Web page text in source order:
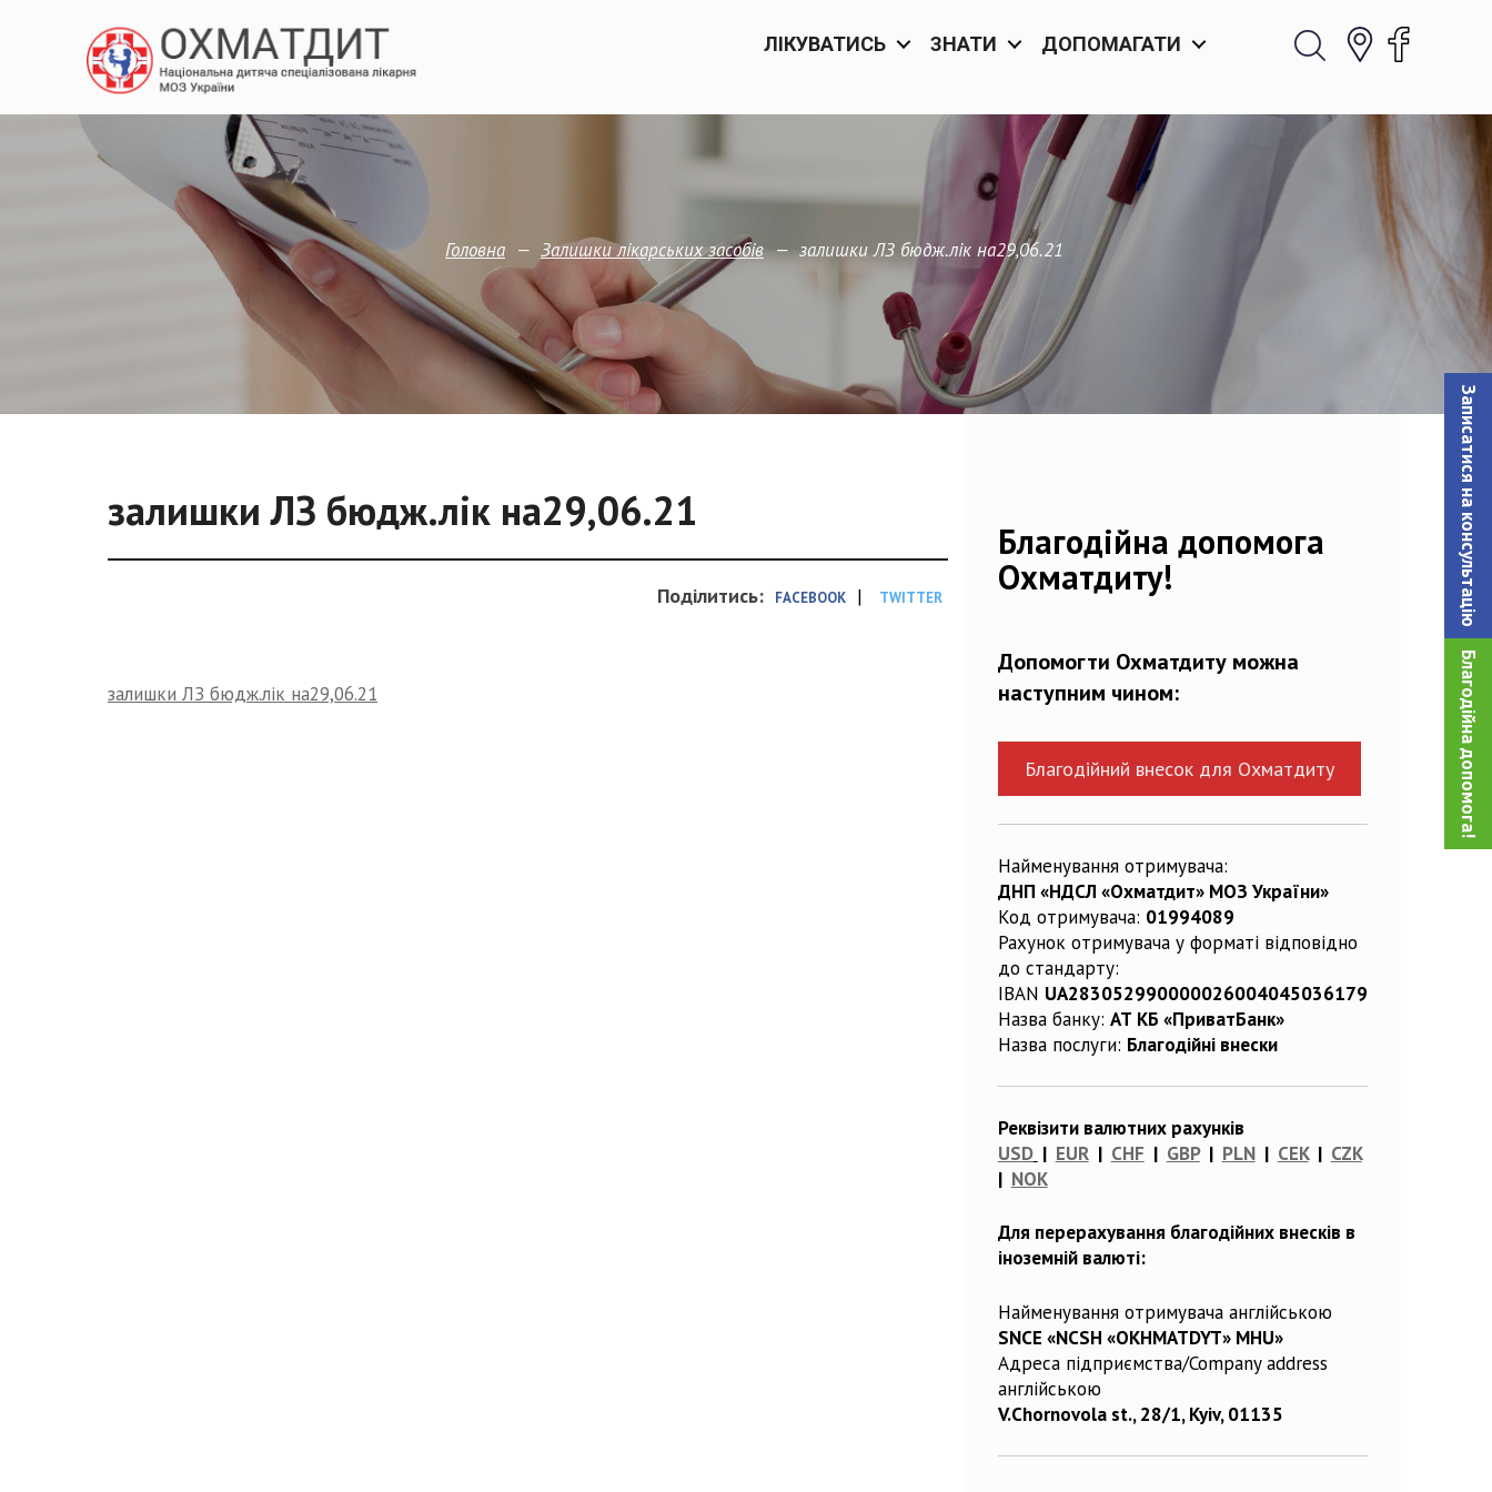
Записатися на консультацiю
Благодійна допомога!
ЛІКУВАТИСЬ ЗНАТИ ДОПОМАГАТИ
Головна — Залишки лікарських засобів — залишки ЛЗ бюдж.лік на29,06.21
залишки ЛЗ бюдж.лік на29,06.21
Поділитись: FACEBOOK | TWITTER
залишки ЛЗ бюдж.лік на29,06.21
Благодійна допомога
Охматдиту!
Допомогти Охматдиту можна
наступним чином:
Благодійний внесок для Охматдиту
Найменування отримувача:
ДНП «НДСЛ «Охматдит» МОЗ України»
Код отримувача: 01994089
Рахунок отримувача у форматі відповідно
до стандарту:
IBAN UA283052990000026004045036179
Назва банку: АТ КБ «ПриватБанк»
Назва послуги: Благодійні внески
Реквізити валютних рахунків
USD | EUR| CHF | GBP| PLN| CEK| CZK
| NOK
Для перерахування благодійних внесків в
іноземній валюті:
Найменування отримувача англійською
SNCE «NCSH «OKHMATDYT» MHU»
Адреса підприємства/Company address
англійською
V.Chornovola st., 28/1, Kyiv, 01135